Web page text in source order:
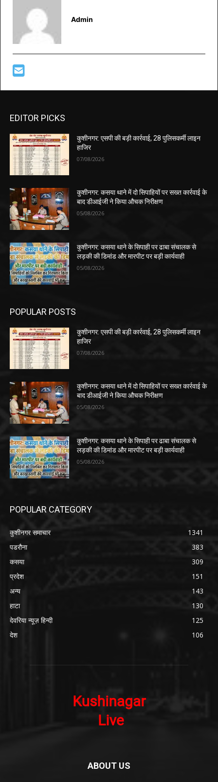
Admin
EDITOR PICKS
कुशीनगर: एसपी की बड़ी कार्रवाई, 28 पुलिसकर्मी लाइन
हाजिर
07/08/2026
कुशीनगर: कसया थाने में दो सिपाहियों पर सख्त कार्रवाई के
बाद डीआईजी ने किया औचक निरीक्षण
05/08/2026
कुशीनगर: कसया थाने के सिपाही पर ढाबा संचालक से
लड़की की डिमांड और मारपीट पर बड़ी कार्यवाही
05/08/2026
POPULAR POSTS
कुशीनगर: एसपी की बड़ी कार्रवाई, 28 पुलिसकर्मी लाइन
हाजिर
07/08/2026
कुशीनगर: कसया थाने में दो सिपाहियों पर सख्त कार्रवाई के
बाद डीआईजी ने किया औचक निरीक्षण
05/08/2026
कुशीनगर: कसया थाने के सिपाही पर ढाबा संचालक से
लड़की की डिमांड और मारपीट पर बड़ी कार्यवाही
05/08/2026
POPULAR CATEGORY
कुशीनगर समाचार
1341
पडरौना
383
कसया
309
प्रदेश
151
अन्य
143
हाटा
130
देवरिया न्यूज़ हिन्दी
125
देश
106
ABOUT US